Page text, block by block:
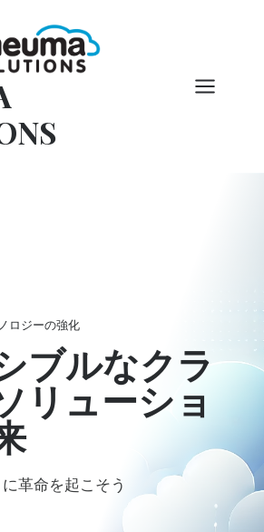
ロジーの強化
ブルなクラ
リューショ
革命を起こそう